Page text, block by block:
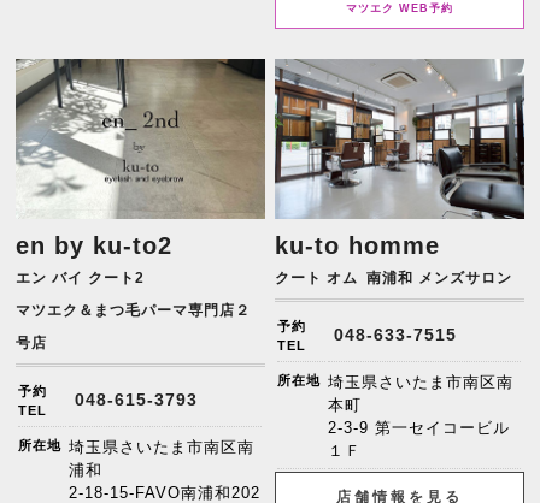
マツエク WEB予約
en by ku-to2
エン バイ クート2
マツエク＆まつ毛パーマ専門店２
号店
予約
TEL
048-615-3793
所在地 埼玉県さいたま市南区南
浦和
2-18-15-FAVO南浦和202
ku-to homme
クート オム 南浦和 メンズサロン
予約
TEL
048-633-7515
所在地 埼玉県さいたま市南区南
本町
2-3-9 第一セイコービル
１Ｆ
店舗情報を見る